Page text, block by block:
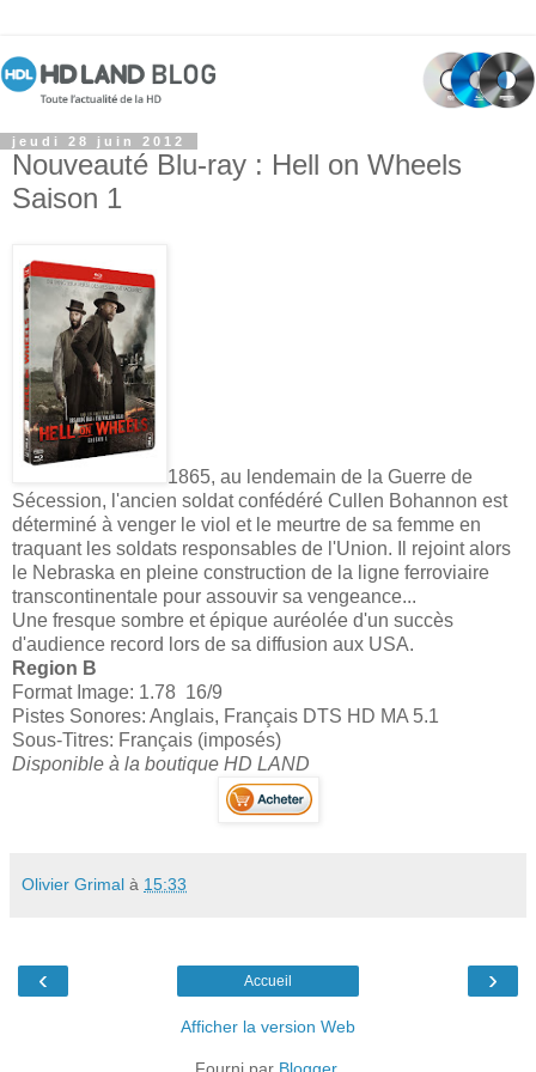
jeudi 28 juin 2012
Nouveauté Blu-ray : Hell on Wheels
Saison 1
1865, au lendemain de la Guerre de
Sécession, l'ancien soldat confédéré Cullen Bohannon est
déterminé à venger le viol et le meurtre de sa femme en
traquant les soldats responsables de l'Union. Il rejoint alors
le Nebraska en pleine construction de la ligne ferroviaire
transcontinentale pour assouvir sa vengeance...
Une fresque sombre et épique auréolée d'un succès
d'audience record lors de sa diffusion aux USA.
Region B
Format Image: 1.78 16/9
Pistes Sonores: Anglais, Français DTS HD MA 5.1
Sous-Titres: Français (imposés)
Disponible à la boutique HD LAND
Olivier Grimal à 15:33
‹ ›
Accueil
Afficher la version Web